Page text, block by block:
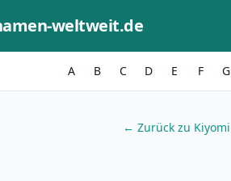
weltweit.de
A B C D E F G
← Zurück zu Kiyomi